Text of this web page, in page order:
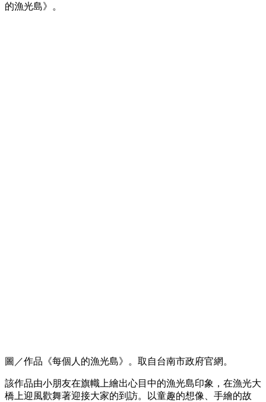
的漁光島》。
圖／作品《每個人的漁光島》。取自台南市政府官網。
該作品由小朋友在旗幟上繪出心目中的漁光島印象，在漁光大
橋上迎風歡舞著迎接大家的到訪。以童趣的想像、手繪的故